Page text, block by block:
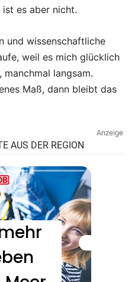
es aber nicht.
und wissenschaftliche
weil es mich glücklich
manchmal langsam.
Maß, dann bleibt das